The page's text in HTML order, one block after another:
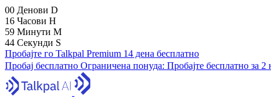
00 Денови D
16 Часови H
59 Минути M
43 Секунди S
Пробајте го Talkpal Premium 14 дена бесплатно
Пробај бесплатно Ограничена понуда: Пробајте бесплатно за 2